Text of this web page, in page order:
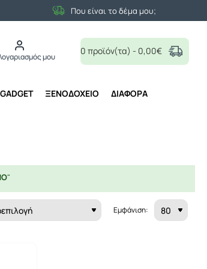
Που είναι το δέμα μου;
μου
0 προϊόν(τα) - 0,00€
GADGET ΞΕΝΟΔΟΧΕΙΟ ΔΙΑΦΟΡΑ
"
Εμφάνιση: